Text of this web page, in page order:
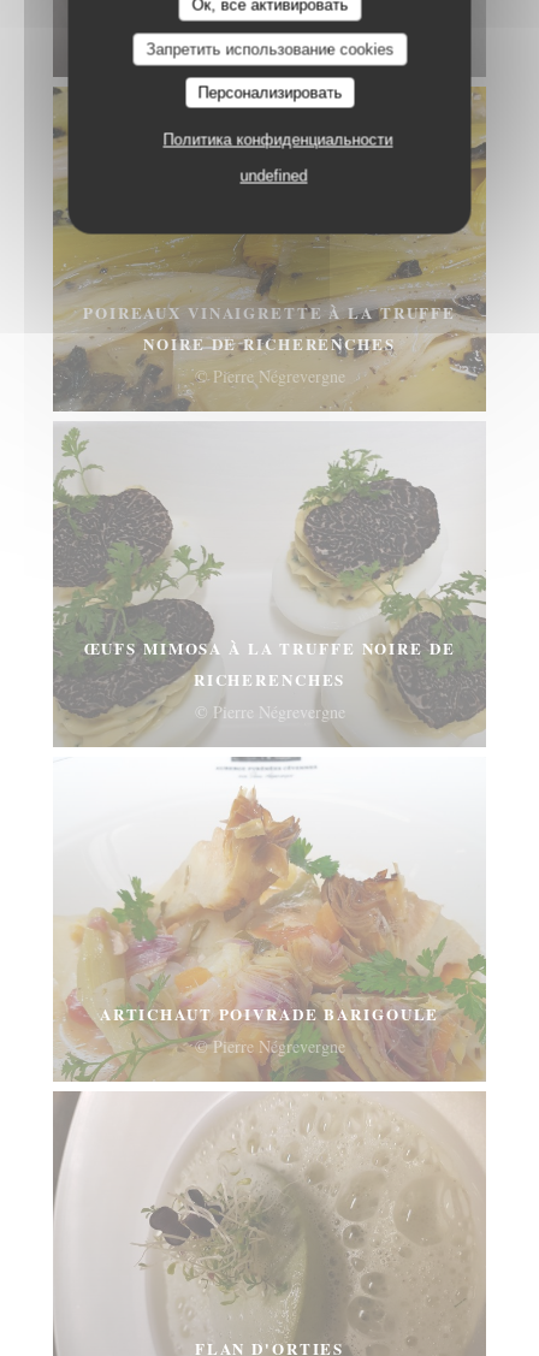
Ок, все активировать
Запретить использование cookies
Персонализировать
Политика конфиденциальности
undefined
BLANC
© Pierre Négrevergne
POIREAUX VINAIGRETTE À LA TRUFFE
NOIRE DE RICHERENCHES
© Pierre Négrevergne
ŒUFS MIMOSA À LA TRUFFE NOIRE DE
RICHERENCHES
© Pierre Négrevergne
ARTICHAUT POIVRADE BARIGOULE
© Pierre Négrevergne
FLAN D'ORTIES